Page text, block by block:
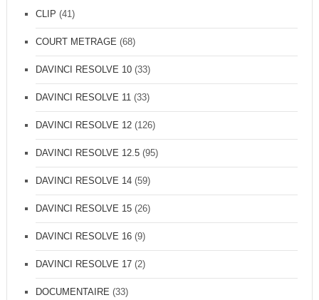
CLIP (41)
COURT METRAGE (68)
DAVINCI RESOLVE 10(33)
DAVINCI RESOLVE 11(33)
DAVINCI RESOLVE 12(126)
DAVINCI RESOLVE 12.5(95)
DAVINCI RESOLVE 14(59)
DAVINCI RESOLVE 15(26)
DAVINCI RESOLVE 16(9)
DAVINCI RESOLVE 17(2)
DOCUMENTAIRE (33)